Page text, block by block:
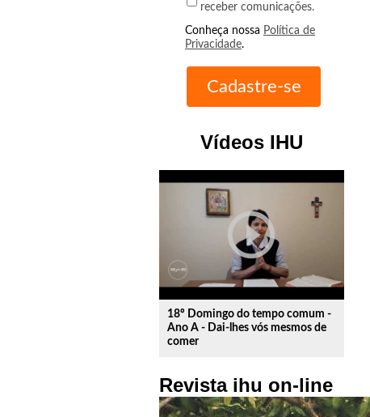
receber comunicações.
Conheça nossa Política de
Privacidade.
Vídeos IHU
play_circle_outline
18º Domingo do tempo comum -
Ano A - Dai-lhes vós mesmos de
comer
Revista ihu on-line